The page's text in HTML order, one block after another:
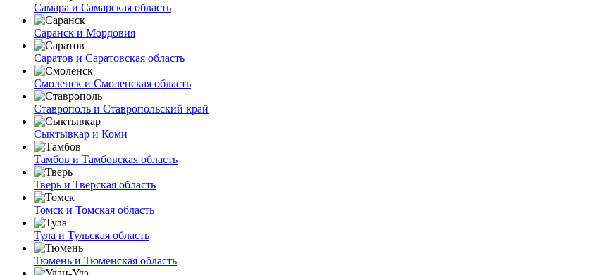
Самара и Самарская область
Саранск и Мордовия
Саратов и Саратовская область
Смоленск и Смоленская область
Ставрополь и Ставропольский край
Сыктывкар и Коми
Тамбов и Тамбовская область
Тверь и Тверская область
Томск и Томская область
Тула и Тульская область
Тюмень и Тюменская область